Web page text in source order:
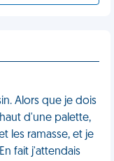
Alors que je dois
d'une palette,
les ramasse, et je
fait j'attendais